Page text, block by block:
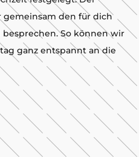
gemeinsam den für dich
So können wir
ganz entspannt an die